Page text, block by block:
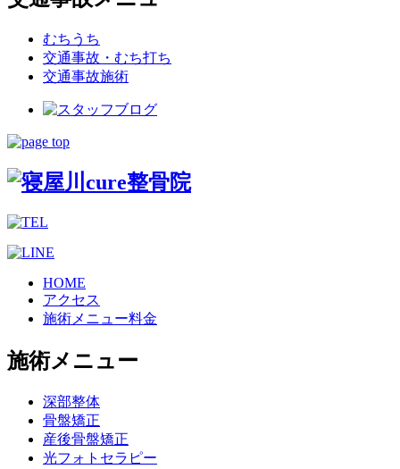
むちうち
交通事故・むち打ち
交通事故施術
HOME
アクセス
施術メニュー料金
施術メニュー
深部整体
骨盤矯正
産後骨盤矯正
光フォトセラピー